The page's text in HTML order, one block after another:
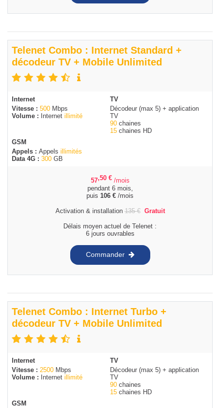
Telenet Combo : Internet Standard +
décodeur TV + Mobile Unlimited
Internet
Vitesse : 500 Mbps
Volume :
Internet illimité
TV
Décodeur (max 5) + application
TV
90 chaines
15 chaines HD
GSM
Appels : Appels illimités
Data 4G : 300 GB
57,50 € /mois
pendant 6 mois,
puis 106 € /mois
Activation & installation135€ Gratuit
Délais moyen actuel de Telenet :
6 jours ouvrables
Commander
Telenet Combo : Internet Turbo +
décodeur TV + Mobile Unlimited
Internet
Vitesse : 2500 Mbps
Volume : Internet illimité
TV
Décodeur (max 5) + application
TV
90 chaines
15 chaines HD
GSM